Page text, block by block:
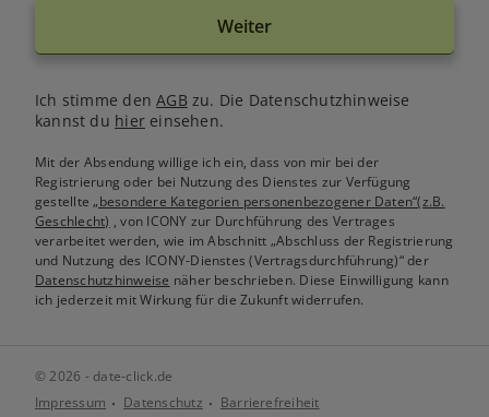
Weiter
Ich stimme denAGB zu. Die Datenschutzhinweise
kannst du hiereinsehen.
Mit der Absendung willige ich ein, dass von mir bei der
Registrierung oder bei Nutzung des Dienstes zur Verfügung
gestellte„besondere Kategorien personenbezogener Daten“(z.B.
Geschlecht) , von ICONY zur Durchführung des Vertrages
verarbeitet werden, wie im Abschnitt „Abschluss der Registrierung
und Nutzung des ICONY-Dienstes (Vertragsdurchführung)“ der
Datenschutzhinweise näher beschrieben. Diese Einwilligung kann
ich jederzeit mit Wirkung für die Zukunft widerrufen.
© 2026 - date-click.de
Impressum
Datenschutz Barrierefreiheit